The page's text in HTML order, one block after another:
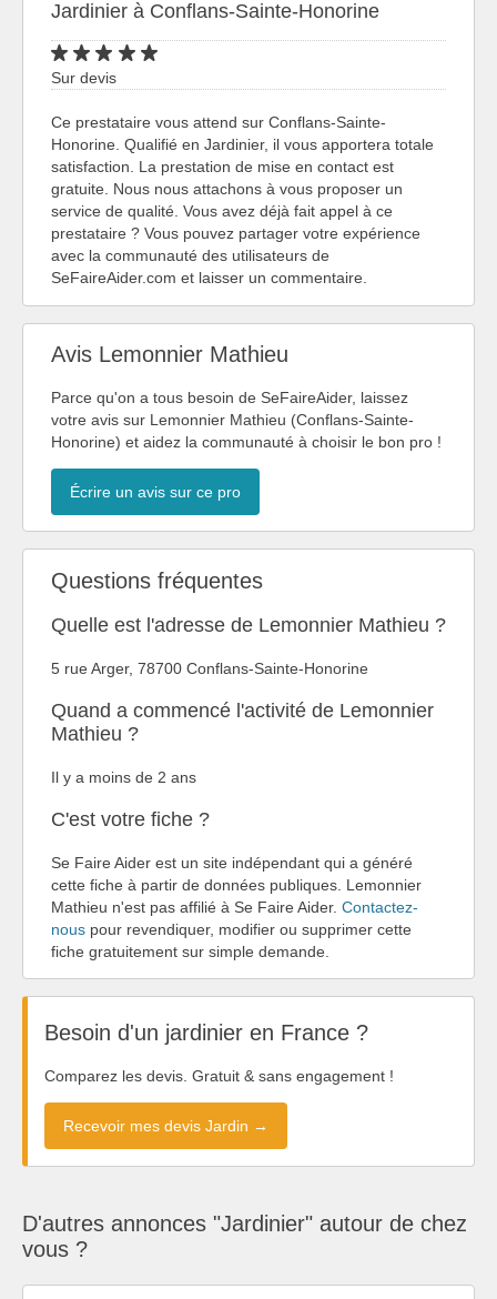
Jardinier à Conflans-Sainte-Honorine
Sur devis
Ce prestataire vous attend sur Conflans-Sainte-
Honorine. Qualifié en Jardinier, il vous apportera totale
satisfaction. La prestation de mise en contact est
gratuite. Nous nous attachons à vous proposer un
service de qualité. Vous avez déjà fait appel à ce
prestataire ? Vous pouvez partager votre expérience
avec la communauté des utilisateurs de
SeFaireAider.com et laisser un commentaire.
Avis Lemonnier Mathieu
Parce qu'on a tous besoin de SeFaireAider, laissez
votre avis sur Lemonnier Mathieu (Conflans-Sainte-
Honorine) et aidez la communauté à choisir le bon pro !
Écrire un avis sur ce pro
Questions fréquentes
Quelle est l'adresse de Lemonnier Mathieu ?
5 rue Arger, 78700 Conflans-Sainte-Honorine
Quand a commencé l'activité de Lemonnier
Mathieu ?
Il y a moins de 2 ans
C'est votre fiche ?
Se Faire Aider est un site indépendant qui a généré
cette fiche à partir de données publiques. Lemonnier
Mathieu n'est pas affilié à Se Faire Aider. Contactez-
nous pour revendiquer, modifier ou supprimer cette
fiche gratuitement sur simple demande.
Besoin d'un jardinier en France ?
Comparez les devis. Gratuit & sans engagement !
Recevoir mes devis Jardin →
D'autres annonces "Jardinier" autour de chez
vous ?